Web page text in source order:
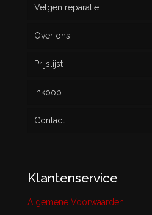
Gebruikt
Velgen reparatie
Over ons
Prijslijst
Inkoop
Contact
Klantenservice
Algemene Voorwaarden